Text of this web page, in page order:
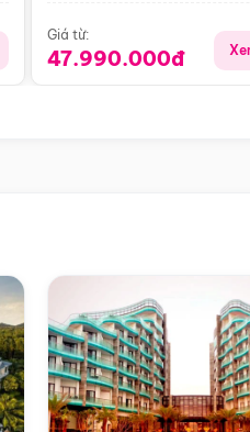
Giá từ:
47.990.000đ